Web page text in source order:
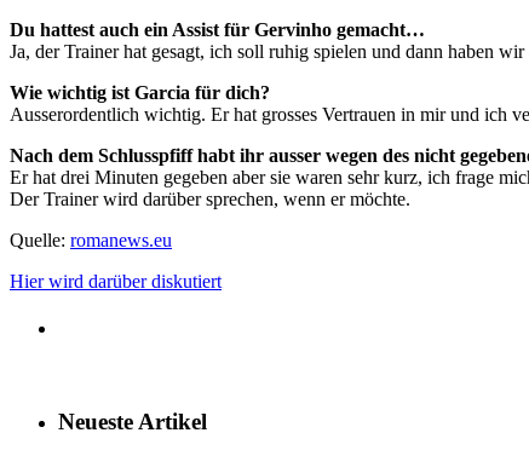
Du hattest auch ein Assist für Gervinho gemacht…
Ja, der Trainer hat gesagt, ich soll ruhig spielen und dann haben
Wie wichtig ist Garcia für dich?
Ausserordentlich wichtig. Er hat grosses Vertrauen in mir und ich
Nach dem Schlusspfiff habt ihr ausser wegen des nicht
Er hat drei Minuten gegeben aber sie waren sehr kurz, ich frage
Der Trainer wird darüber sprechen, wenn er möchte.
Quelle: romanews.eu
Hier wird darüber diskutiert
Neueste Artikel